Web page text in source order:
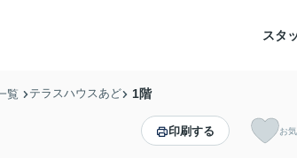
スタ
覧 テラスハウスあど 1階
印刷する お